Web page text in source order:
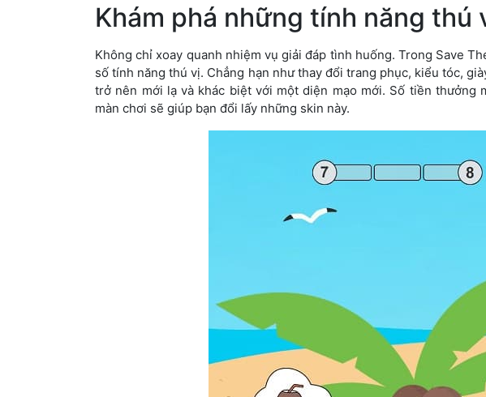
Khám phá những tính năng thú
Không chỉ xoay quanh nhiệm vụ giải đáp tình huống. Trong Save
số tính năng thú vị. Chẳng hạn như thay đổi trang phục, kiểu tóc,
trở nên mới lạ và khác biệt với một diện mạo mới. Số tiền thưởng
màn chơi sẽ giúp bạn đổi lấy những skin này.